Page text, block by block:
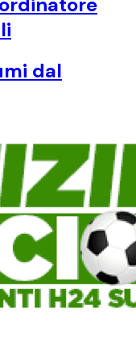
dal